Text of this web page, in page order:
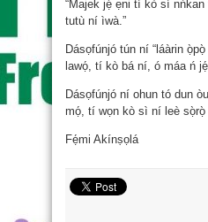
“Majek jẹ́ ẹni tí kò sí
tutù ní ìwà.”
Dásọfúnjó tún ní “láàrin
lawọ́, tí kò bá ní, ó máa ń
Dásọfúnjó ní ohun tó dun
mọ́, tí wọn kò sì ní leè sọ̀rọ̀
Fẹ́mi Akínṣọlá